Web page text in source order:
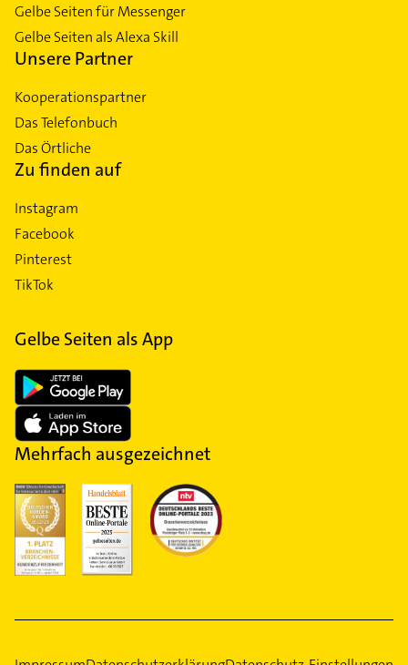
Gelbe Seiten für Messenger
Gelbe Seiten als Alexa Skill
Unsere Partner
Kooperationspartner
Das Telefonbuch
Das Örtliche
Zu finden auf
Instagram
Facebook
Pinterest
TikTok
Gelbe Seiten als App
Mehrfach ausgezeichnet